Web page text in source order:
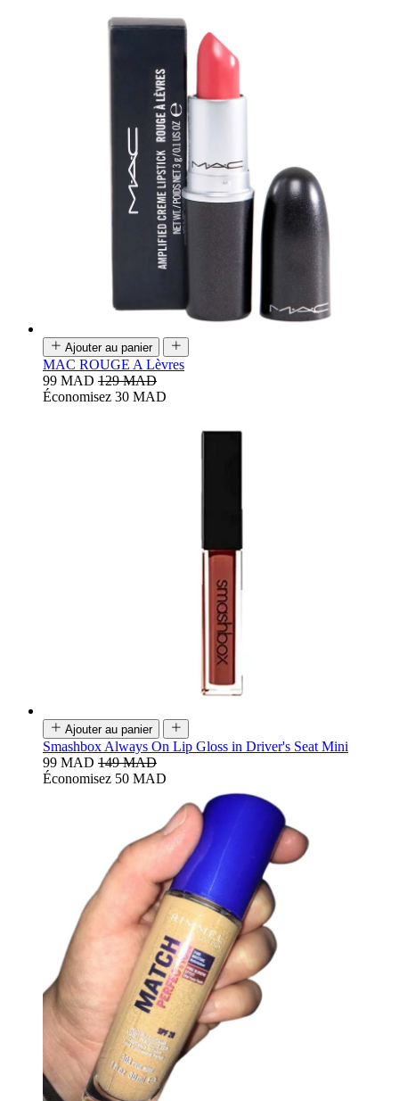
Ajouter au panier
MAC ROUGE A Lèvres
99 MAD 129 MAD
Économisez 30 MAD
Ajouter au panier
Smashbox Always On Lip Gloss in Driver's Seat Mini
99 MAD 149 MAD
Économisez 50 MAD